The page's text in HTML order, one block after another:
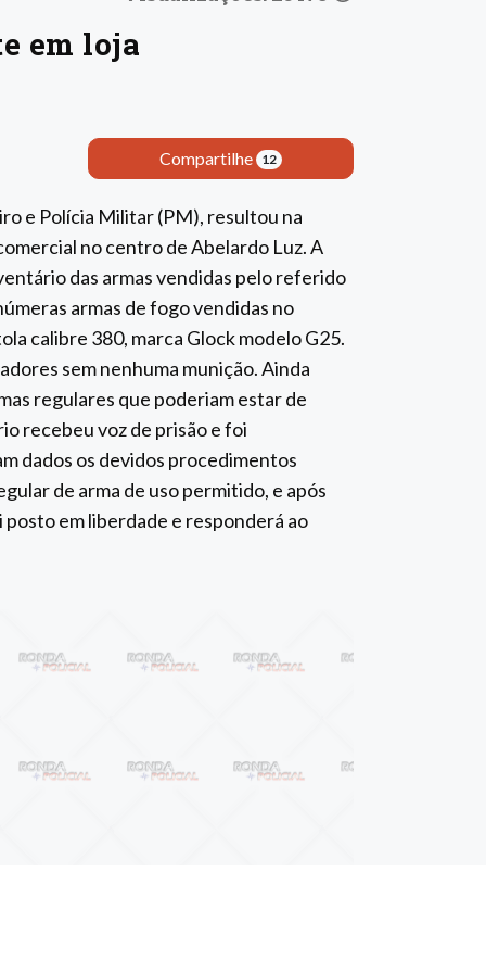
em loja
Compartilhe 12
e Polícia Militar (PM), resultou na
no centro de Abelardo Luz. A
das armas vendidas pelo referido
armas de fogo vendidas no
calibre 380, marca Glock modelo G25.
sem nenhuma munição. Ainda
regulares que poderiam estar de
recebeu voz de prisão e foi
dados os devidos procedimentos
de arma de uso permitido, e após
em liberdade e responderá ao